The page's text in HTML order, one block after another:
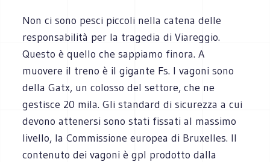
Non ci sono pesci piccoli nella catena delle
responsabilità per la tragedia di Viareggio.
Questo è quello che sappiamo finora. A
muovere il treno è il gigante Fs. I vagoni sono
della Gatx, un colosso del settore, che ne
gestisce 20 mila. Gli standard di sicurezza a cui
devono attenersi sono stati fissati al massimo
livello, la Commissione europea di Bruxelles. Il
contenuto dei vagoni è gpl prodotto dalla